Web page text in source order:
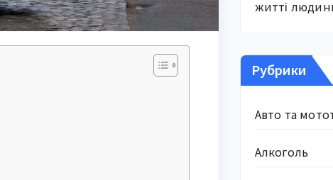
житті
Рубрики
Авто та
Алкоголь